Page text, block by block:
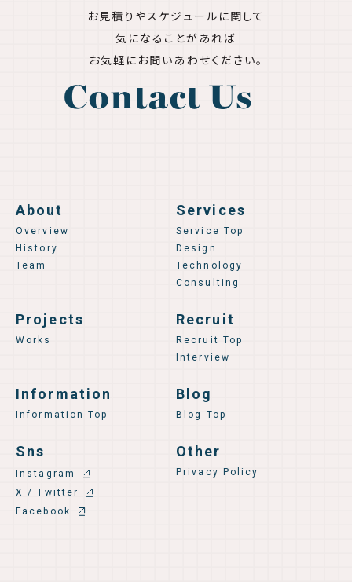
お見積りやスケジュールに関して
気になることがあれば
お気軽にお問いあわせください。
Contact Us
About
Overview
History
Team
Services
Service Top
Design
Technology
Consulting
Projects
Works
Recruit
Recruit Top
Interview
Information
Information Top
Blog
Blog Top
Sns
Instagram
X / Twitter
Facebook
Other
Privacy Policy